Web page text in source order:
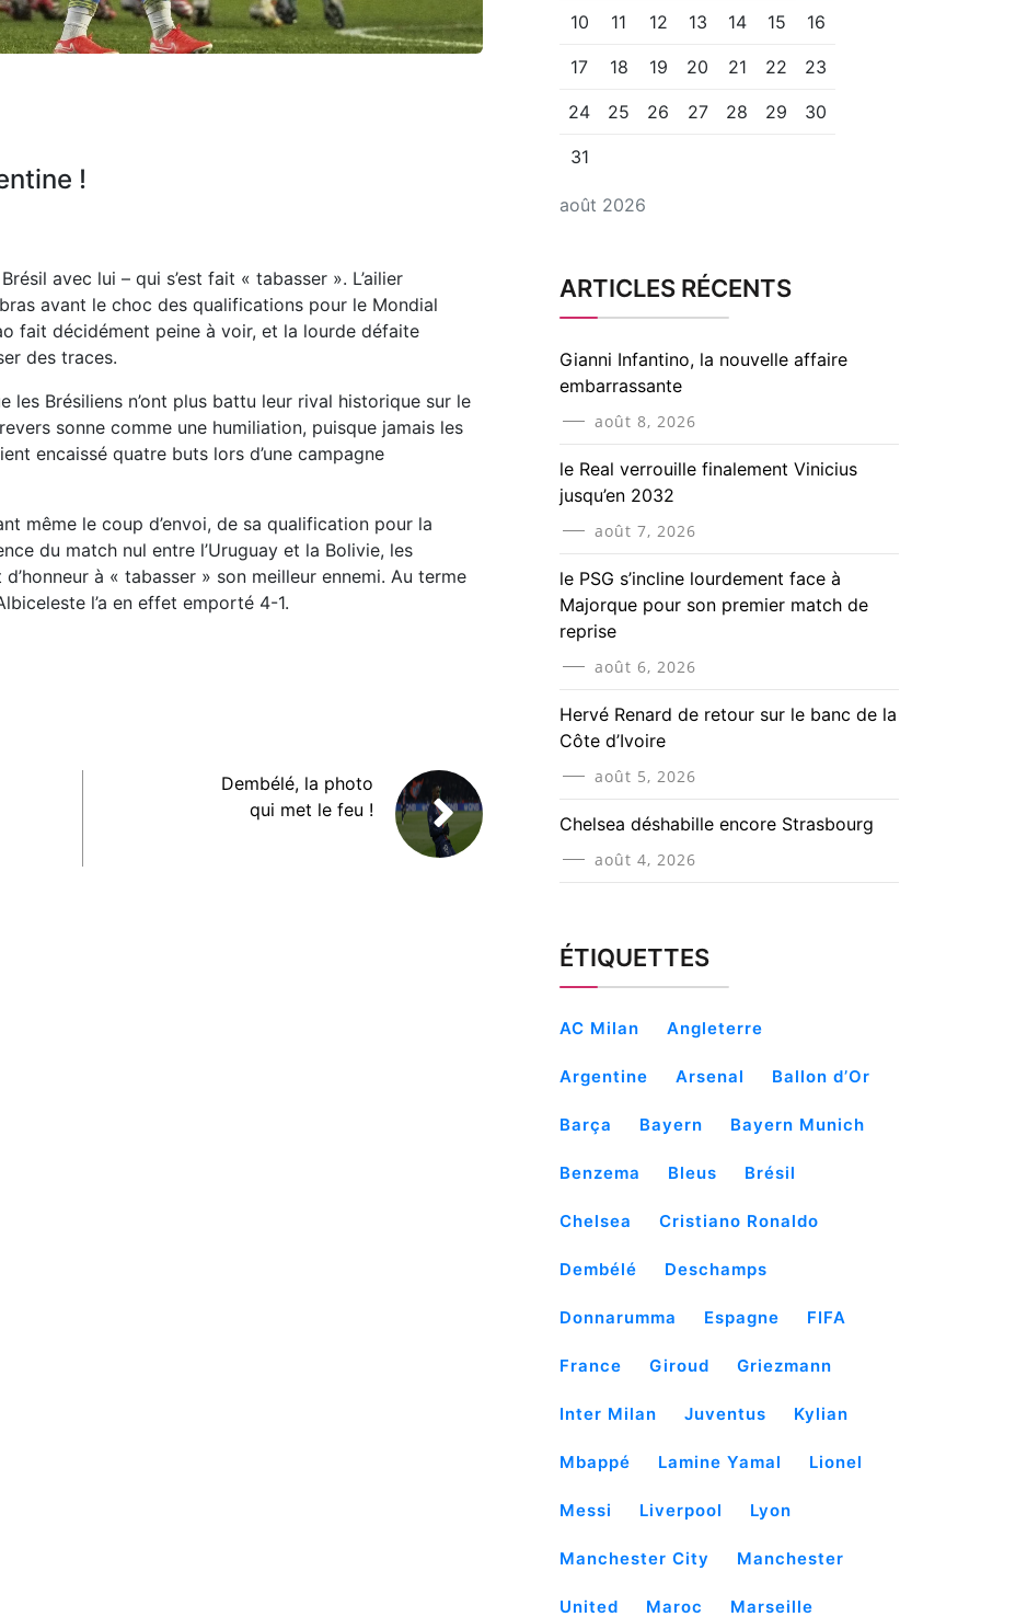
!
avec lui – qui s’est fait « tabasser ». L’ailier
avant le choc des qualifications pour le Mondial
fait décidément peine à voir, et la lourde défaite
des traces.
les Brésiliens n’ont plus battu leur rival historique sur le
sonne comme une humiliation, puisque jamais les
encaissé quatre buts lors d’une campagne
même le coup d’envoi, de sa qualification pour la
du match nul entre l’Uruguay et la Bolivie, les
à « tabasser » son meilleur ennemi. Au terme
l’a en effet emporté 4-1.
Dembélé, la photo
qui met le feu !
août 2026
10 11 12 13 14 15 16
17 18 19 20 21 22 23
24 25 26 27 28 29 30
31
ARTICLES RÉCENTS
Gianni Infantino, la nouvelle affaire
embarrassante
août 8, 2026
le Real verrouille finalement Vinicius
jusqu’en 2032
août 7, 2026
le PSG s’incline lourdement face à
Majorque pour son premier match de
reprise
août 6, 2026
Hervé Renard de retour sur le banc de la
Côte d’Ivoire
août 5, 2026
Chelsea déshabille encore Strasbourg
août 4, 2026
ÉTIQUETTES
AC Milan Angleterre
Argentine Arsenal Ballon d’Or
Barça Bayern Bayern Munich
Benzema Bleus Brésil
Chelsea Cristiano Ronaldo
Dembélé Deschamps
Donnarumma Espagne FIFA
France Giroud Griezmann
Inter Milan Juventus Kylian
Mbappé Lamine Yamal Lionel
Messi Liverpool Lyon
Manchester City Manchester
United Maroc Marseille